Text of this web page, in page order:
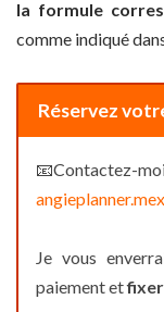
la formule
comme indiqué
Réservez
📧Contactez-
Je vous
paiement et